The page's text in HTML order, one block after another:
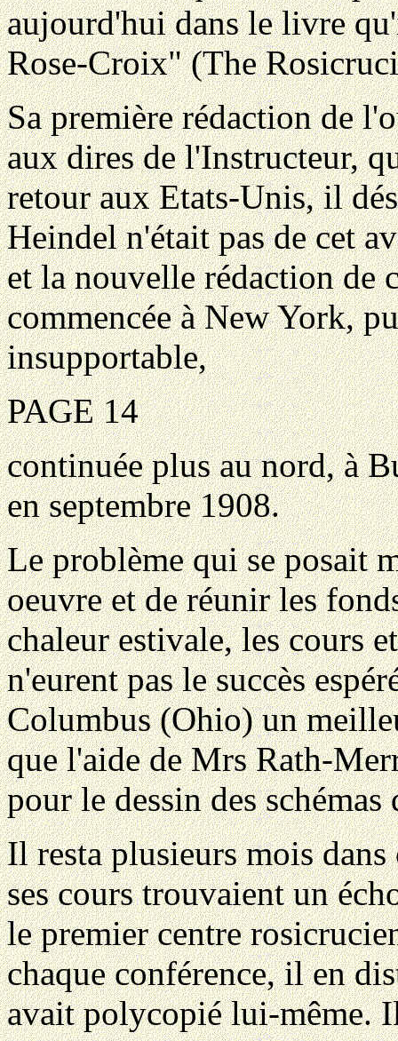
aujourd'hui dans le livre
Rose-Croix" (The
Sa première rédaction de
aux dires de l'Instructeur,
retour aux Etats-Unis, il
Heindel n'était pas de cet
et la nouvelle rédaction de
commencée à New York,
insupportable,
PAGE 14
continuée plus au nord, à
en septembre 1908.
Le problème qui se posait
oeuvre et de réunir les
chaleur estivale, les cours
n'eurent pas le succès
Columbus (Ohio) un
que l'aide de Mrs Rath-
pour le dessin des
Il resta plusieurs mois
ses cours trouvaient un
le premier centre
chaque conférence, il en
avait polycopié lui-même.